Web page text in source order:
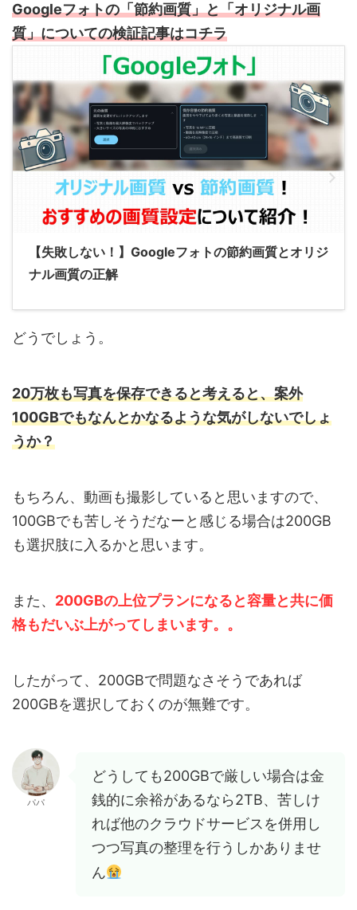
Googleフォトの「節約画質」と「オリジナル画
質」についての検証記事はコチラ
【失敗しない！】Googleフォトの節約画質とオリジ
ナル画質の正解
どうでしょう。
20万枚も写真を保存できると考えると、案外
100GBでもなんとかなるような気がしないでしょ
うか？
もちろん、動画も撮影していると思いますので、
100GBでも苦しそうだなーと感じる場合は200GB
も選択肢に入るかと思います。
また、 200GBの上位プランになると容量と共に価
格もだいぶ上がってしまいます。。
したがって、200GBで問題なさそうであれば
200GBを選択しておくのが無難です。
パパ
どうしても200GBで厳しい場合は金
銭的に余裕があるなら2TB、苦しけ
れば他のクラウドサービスを併用し
つつ写真の整理を行うしかありませ
ん